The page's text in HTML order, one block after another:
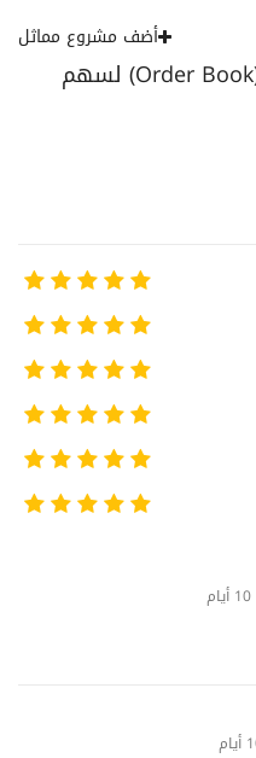
استخراج بيانات عمق السوق (Order Book) لسهم
أضف مشروع مماثل